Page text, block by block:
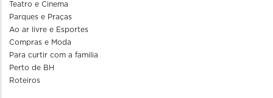
Teatro e Cinema
Parques e Praças
Ao ar livre e Esportes
Compras e Moda
Para curtir com a familia
Perto de BH
Roteiros